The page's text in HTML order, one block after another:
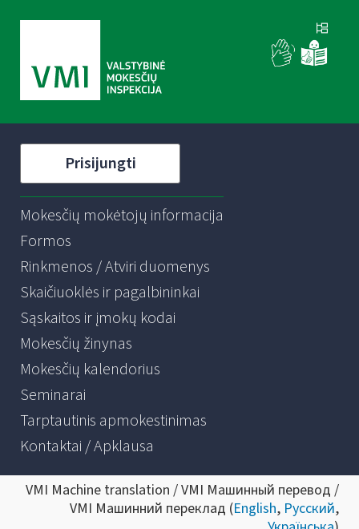
Prisijungti
Mokesčių mokėtojų informacija
Formos
Rinkmenos / Atviri duomenys
Skaičiuoklės ir pagalbininkai
Sąskaitos ir įmokų kodai
Mokesčių žinynas
Mokesčių kalendorius
Seminarai
Tarptautinis apmokestinimas
Kontaktai / Apklausa
VMI Machine translation / VMI Машинный перевод /
VMI Машинний переклад (English, Русский,